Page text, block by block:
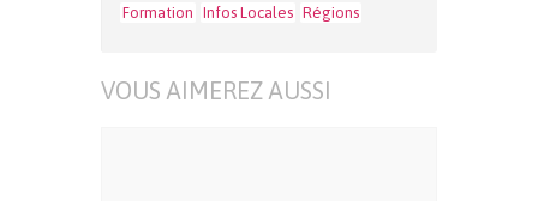
Formation Infos Locales Régions
VOUS AIMEREZ AUSSI